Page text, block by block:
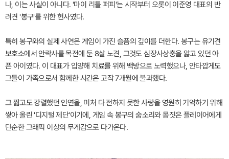
나, 이는 사실이 아니다. '마이 리틀 퍼피'는 시작부터 오롯이 이준영 대표의 반
려견 '봉구'를 위한 헌사였다.
특히 봉구와의 실제 사연은 게임이 가진 슬픔의 깊이를 더한다. 봉구는 유기견
보호소에서 안락사를 목전에 둔 8살 노견, 그것도 심장사상충을 앓고 있던 아
픈 아이였다. 이 대표가 입양해 치료를 위해 백방으로 노력했으나, 안타깝게도
그들이 가족으로서 함께한 시간은 고작 7개월에 불과했다.
그 짧고도 강렬했던 인연을, 미처 다 전하지 못한 사랑을 영원히 기억하기 위해
쌓아 올린 '디지털 제단'이기에, 게임 속 봉구의 숨소리와 몸짓은 플레이어에게
단순한 그래픽 이상의 무게감으로 다가온다.